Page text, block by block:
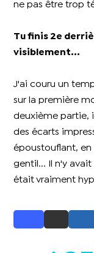
ne pas être trop
Tu finis 2e
visiblement...
J'ai couru un
sur la première
deuxième partie,
des écarts
époustouflant, en
gentil... Il n'y
était vraiment